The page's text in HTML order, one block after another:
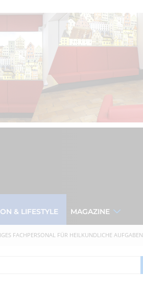
& LIFESTYLE MAGAZINE
FACHPERSONAL FÜR HEILKUNDLICHE AUFGABEN